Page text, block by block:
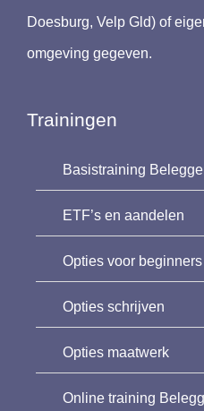
Doesburg, Velp Gld) of
omgeving gegeven.
Trainingen
Basistraining
ETF’s en aandelen
Opties voor beginners
Opties schrijven
Opties maatwerk
Online training